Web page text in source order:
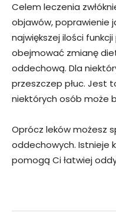
Celem leczenia
objawów, poprawienie
największej ilości
obejmować zmianę
oddechową. Dla
przeszczep płuc. Jest
niektórych osób może
Oprócz leków możesz
oddechowych. Istnieje
pomogą Ci łatwiej